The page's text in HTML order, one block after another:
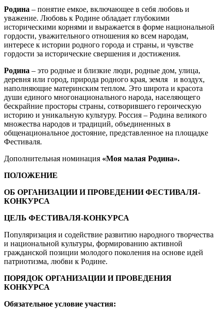
Родина – понятие емкое, включающее в себя любовь и
уважение. Любовь к Родине обладает глубокими
историческими корнями и выражается в форме национальной
гордости, уважительного отношения ко всем народам,
интересе к истории родного города и страны, и чувстве
гордости за исторические свершения и достижения.
Родина – это родные и близкие люди, родные дом, улица,
деревня или город, природа родного края, земля и воздух,
наполняющие материнским теплом. Это широта и красота
души единого многонационального народа, населяющего
бескрайние просторы страны, сотворившего героическую
историю и уникальную культуру. Россия – Родина великого
множества народов и традиций, объединенных в
общенациональное достояние, представленное на площадке
Фестиваля.
Дополнительная номинация «Моя малая Родина».
ПОЛОЖЕНИЕ
ОБ ОРГАНИЗАЦИИ И ПРОВЕДЕНИИ ФЕСТИВАЛЯ-
КОНКУРСА
ЦЕЛЬ ФЕСТИВАЛЯ-КОНКУРСА
Популяризация и содействие развитию народного творчества
и национальной культуры, формированию активной
гражданской позиции молодого поколения на основе идей
патриотизма, любви к Родине.
ПОРЯДОК ОРГАНИЗАЦИИ И ПРОВЕДЕНИЯ
КОНКУРСА
Обязательное условие участия: